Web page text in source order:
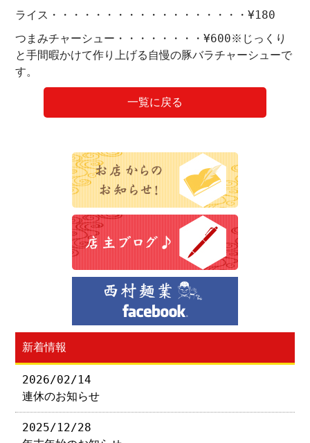
ライス・・・・・・・・・・・・・・・・・・¥180
つまみチャーシュー・・・・・・・・¥600※じっくり
と手間暇かけて作り上げる自慢の豚バラチャーシューで
す。
一覧に戻る
新着情報
2026/02/14
連休のお知らせ
2025/12/28